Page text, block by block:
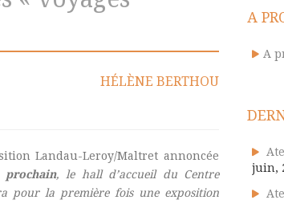
HÉLÈNE BERTHOU
Landau-Leroy/Maltret annoncée
, le hall d’accueil du Centre
pour la première fois une exposition
A
A
juin,